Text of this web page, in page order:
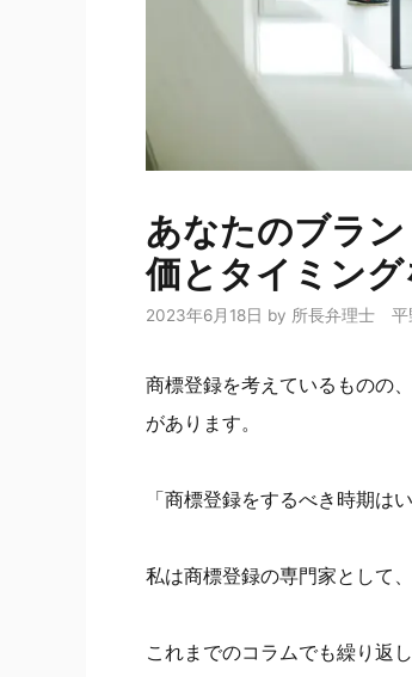
あなたのブラ
価とタイミン
2023年6月18日 by 所長弁理士
商標登録を考えているものの
があります。
「商標登録をするべき時期は
私は商標登録の専門家として
これまでのコラムでも繰り返